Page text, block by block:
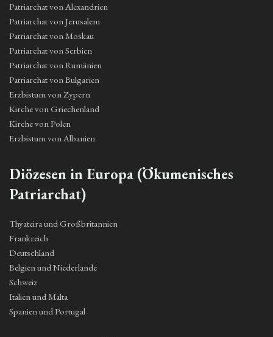
Patriarchat von Alexandrien
Patriarchat von Jerusalem
Patriarchat von Moskau
Patriarchat von Serbien
Patriarchat von Rumänien
Patriarchat von Bulgarien
Erzbistum von Zypern
Kirche von Griechenland
Kirche von Polen
Erzbistum von Albanien
Diözesen in Europa (Ökumenisches
Patriarchat)
Thyateira und Großbritannien
Frankreich
Deutschland
Belgien und Niederlande
Schweiz
Italien und Malta
Spanien und Portugal